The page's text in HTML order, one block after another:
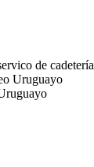
de cadetería
Uruguayo